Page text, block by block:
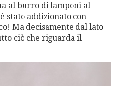
al burro di lamponi al
stato addizionato con
Ma decisamente dal lato
ciò che riguarda il